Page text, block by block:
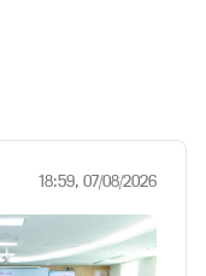
18:59, 07/08/2026